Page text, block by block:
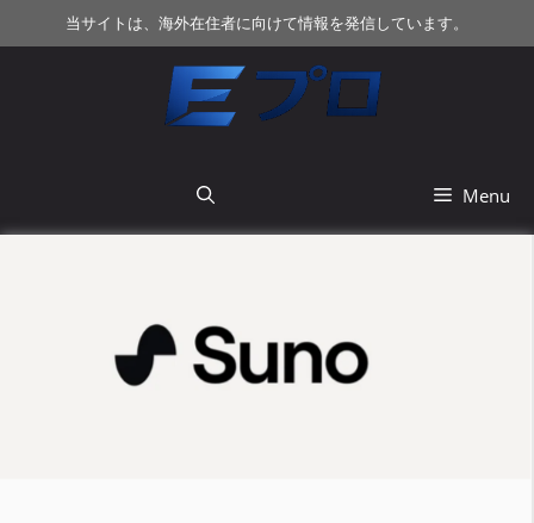
ン
当サイトは、海外在住者に向けて情報を発信しています。
Menu